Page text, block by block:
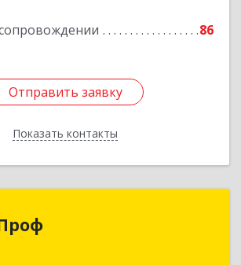
86
Отправить заявку
Показать контакты
Подробнее
Отправить заявку
Назад
край, Невинномысск г,